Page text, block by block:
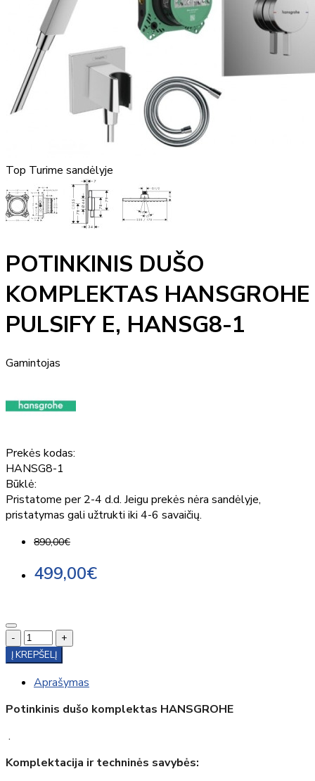
Top Turime sandėlyje
POTINKINIS DUŠO
KOMPLEKTAS HANSGROHE
PULSIFY E, HANSG8-1
Gamintojas
Prekės kodas:
HANSG8-1
Būklė:
Pristatome per 2-4 d.d. Jeigu prekės nėra sandėlyje,
pristatymas gali užtrukti iki 4-6 savaičių.
890,00€
499,00€
-
+
Į KREPŠELĮ
Aprašymas
Potinkinis dušo komplektas HANSGROHE
.
Komplektacija ir techninės savybės: